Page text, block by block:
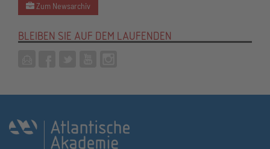
Zum Newsarchiv
BLEIBEN SIE AUF DEM LAUFENDEN